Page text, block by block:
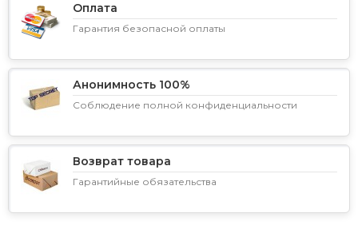
Оплата
Гарантия безопасной оплаты
Анонимность 100%
Соблюдение полной конфиденциальности
Возврат товара
Гарантийные обязательства